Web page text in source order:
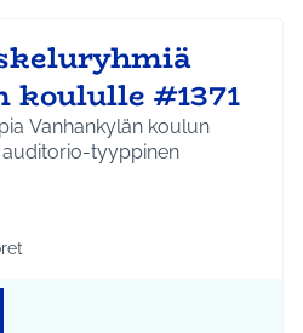
koululle #1371
Vanhankylän koulun
auditorio-tyyppinen
Jokela
mukaan: Lapset ja nuoret